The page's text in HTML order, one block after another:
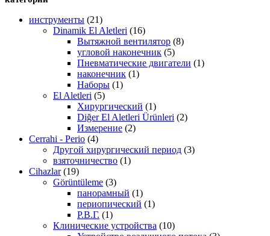
инструменты (21)
Dinamik El Aletleri (16)
Вытяжной вентилятор (8)
угловой наконечник (5)
Пневматические двигатели (1)
наконечник (1)
Наборы (1)
El Aletleri (5)
Хирургический (1)
Diğer El Aletleri Ürünleri (2)
Измерение (2)
Cerrahi - Perio (4)
Другой хирургический период (3)
взяточничество (1)
Cihazlar (19)
Görüntüleme (3)
панорамный (1)
периопический (1)
Р.В.Г. (1)
Клинические устройства (10)